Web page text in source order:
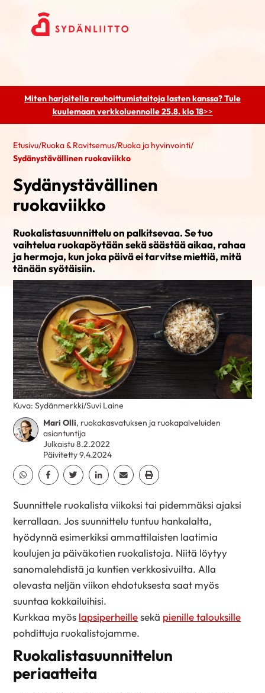
Miten harjoitella rauhoittumistaitoja lasten kanssa? Tule
kuulemaanverkkoluennolle 25.8. klo 18>>
Etusivu/Ruoka & Ravitsemus/Ruoka ja hyvinvointi/
Sydänystävällinen ruokaviikko
Sydänystävällinen
ruokaviikko
Ruokalistasuunnittelu on palkitsevaa. Se tuo
vaihtelua ruokapöytään sekä säästää aikaa, rahaa
ja hermoja, kun joka päivä ei tarvitse miettiä, mitä
tänään syötäisiin.
Mari Olli, ruokakasvatuksen ja ruokapalveluiden
asiantuntija
Julkaistu 8.2.2022
Päivitetty 9.4.2024
Jaa Whatsapp
Jaa Facebook
Jaa TwitterJaa Linkedin
Jaa EmailJaa Print
Kuva: Sydänmerkki/Suvi Laine
Suunnittele ruokalista viikoksi tai pidemmäksi ajaksi
kerrallaan. Jos suunnittelu tuntuu hankalalta,
hyödynnä esimerkiksi ammattilaisten laatimia
koulujen ja päiväkotien ruokalistoja. Niitä löytyy
sanomalehdistä ja kuntien verkkosivuilta. Alla
olevasta neljän viikon ehdotuksesta saat myös
suuntaa kokkailuihisi.
Kurkkaa myös lapsiperheillesekä pienille talouksille
pohdittuja ruokalistojamme.
Ruokalistasuunnittelun
periaatteita